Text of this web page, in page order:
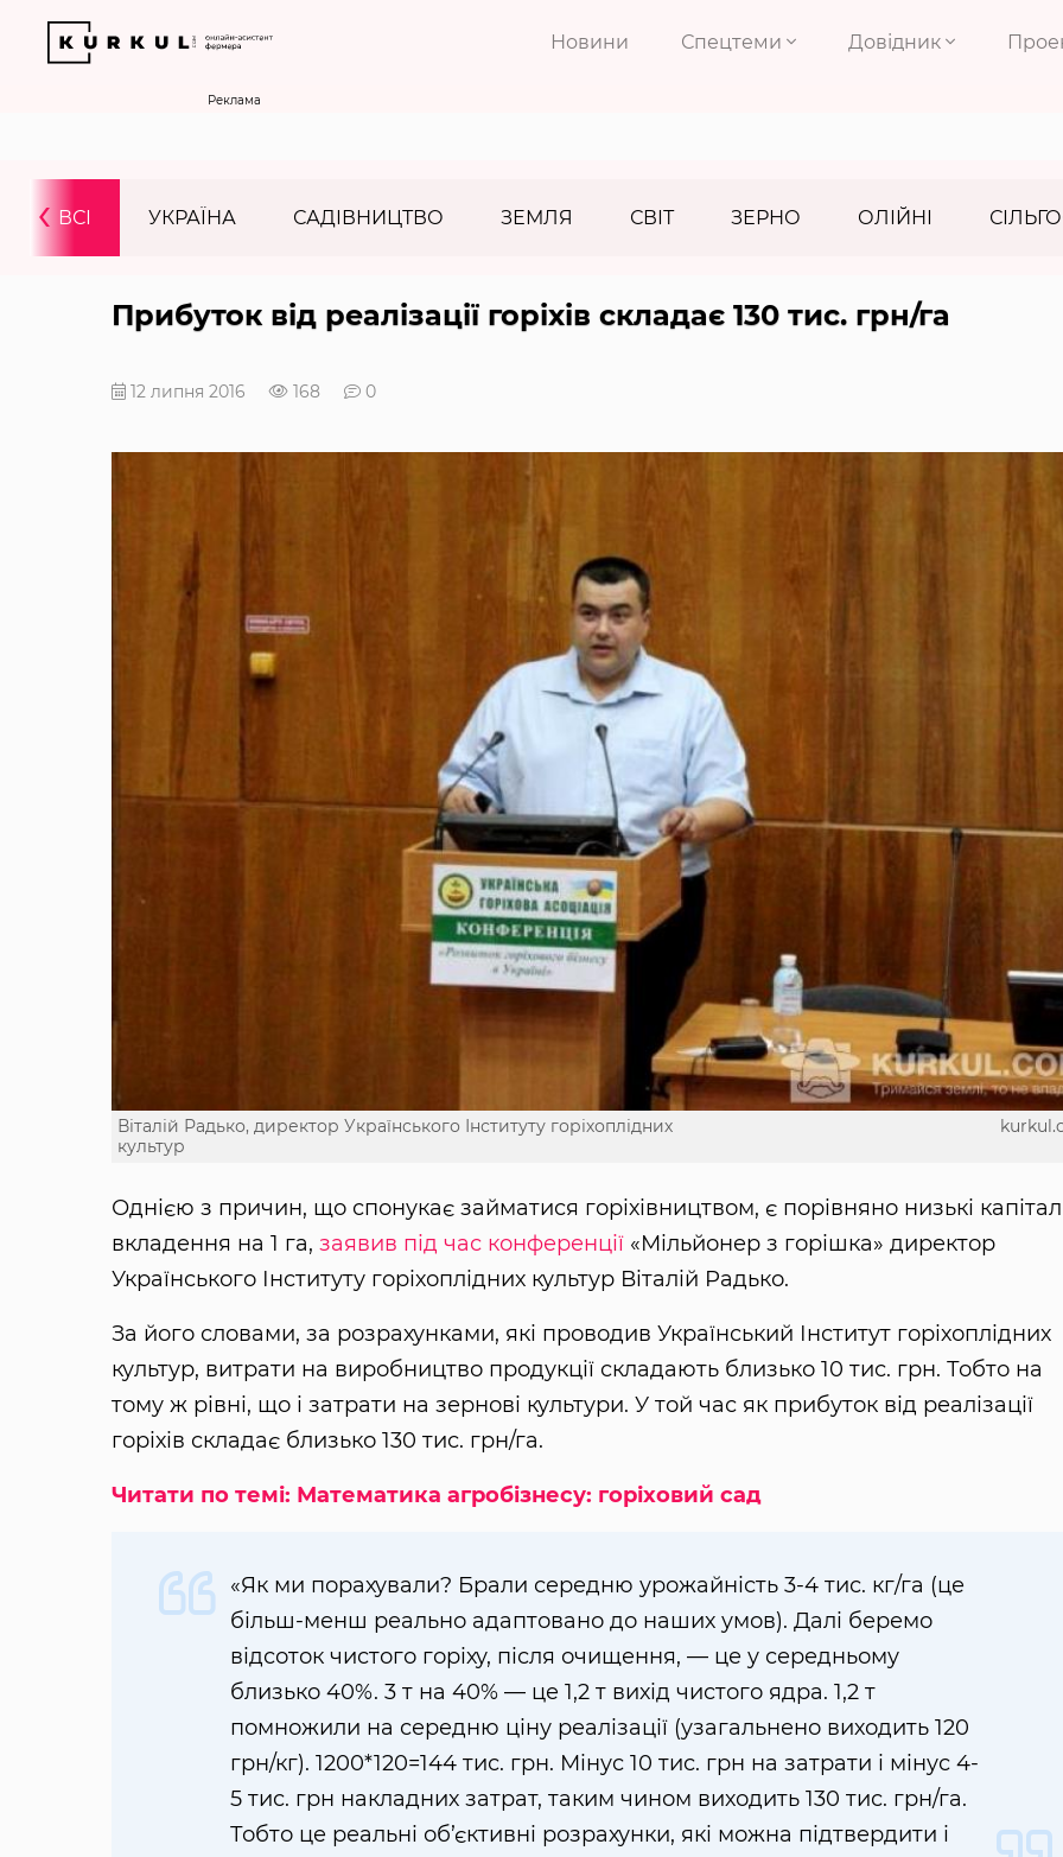
Новини Спецтеми Довідник
Реклама
ВСІ УКРАЇНА САДІВНИЦТВО ЗЕМЛЯ СВІТ ЗЕРНО ОЛІЙНІ
‹
Прибуток від реалізації горіхів складає 130 тис. грн/га
12 липня 2016 168 0
Віталій Радько, директор Українського Інституту горіхоплідних
культур
Однією з причин, що спонукає займатися горіхівництвом, є порівняно низькі
вкладення на 1 га, заявив під час конференції«Мільйонер з горішка» директор
Українського Інституту горіхоплідних культур Віталій Радько.
За його словами, за розрахунками, які проводив Український Інститут горіхоплідних
культур, витрати на виробництво продукції складають близько 10 тис. грн. Тобто на
тому ж рівні, що і затрати на зернові культури. У той час як прибуток від реалізації
горіхів складає близько 130 тис. грн/га.
Читати по темі: Математика агробізнесу: горіховий сад
«Як ми порахували? Брали середню урожайність 3-4 тис. кг/га (це
більш-менш реально адаптовано до наших умов). Далі беремо
відсоток чистого горіху, після очищення, — це у середньому
близько 40%. 3 т на 40% — це 1,2 т вихід чистого ядра. 1,2 т
помножили на середню ціну реалізації (узагальнено виходить 120
грн/кг). 1200*120=144 тис. грн. Мінус 10 тис. грн на затрати і мінус 4-
5 тис. грн накладних затрат, таким чином виходить 130 тис. грн/га.
Тобто це реальні об’єктивні розрахунки, які можна підтвердити і